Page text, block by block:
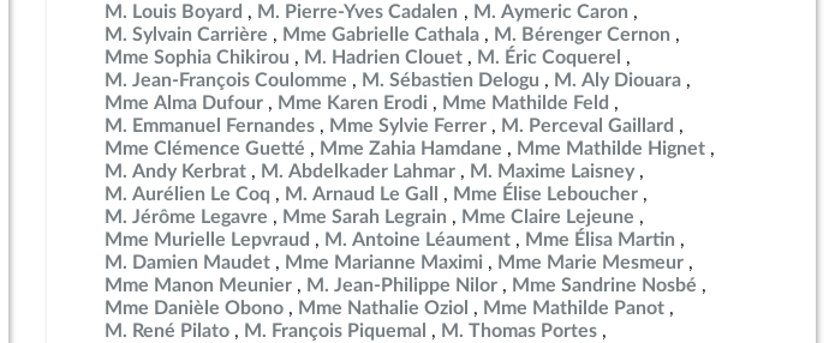
28 avril 2026
29 avril 2026
29 avril 2026
29 avril 2026
29 avril 2026
29 avril 2026
28 avril 2026
29 avril 2026
M. Louis Boyard
M. Pierre-Yves Cadalen
M. Aymeric Caron
M. Sylvain Carrière
Mme Gabrielle Cathala
M. Bérenger Cernon
Mme Sophia Chikirou
M. Hadrien Clouet
M. Éric Coquerel
M. Jean-François Coulomme
M. Sébastien Delogu
M. Aly Diouara
Mme Alma Dufour
Mme Karen Erodi
Mme Mathilde Feld
M. Emmanuel Fernandes
Mme Sylvie Ferrer
M. Perceval Gaillard
Mme Clémence Guetté
Mme Zahia Hamdane
Mme Mathilde Hignet
M. Andy Kerbrat
M. Abdelkader Lahmar
M. Maxime Laisney
M. Aurélien Le Coq
M. Arnaud Le Gall
Mme Élise Leboucher
M. Jérôme Legavre
Mme Sarah Legrain
Mme Claire Lejeune
Mme Murielle Lepvraud
M. Antoine Léaument
Mme Élisa Martin
M. Damien Maudet
Mme Marianne Maximi
Mme Marie Mesmeur
Mme Manon Meunier
M. Jean-Philippe Nilor
Mme Sandrine Nosbé
Mme Danièle Obono
Mme Nathalie Oziol
Mme Mathilde Panot
M. René Pilato
M. François Piquemal
M. Thomas Portes